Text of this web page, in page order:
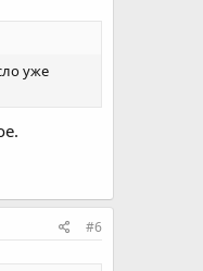
уже
#6